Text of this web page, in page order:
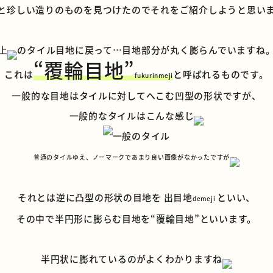
珍しい造りのものを見つけたのでそれをご紹介しようと思い
のタイル目地に戻って…目地部分が丸く膨らんでいますね
これは“覆輪目地”fukurinmejiと呼ばれるものです。
一般的な目地はタイルに対してへこむ凹型の形状ですが、
一般的なタイルはこんな感じ
普通のタイルゆえ、ノーマークであまり良い画像がなかったですが
それとは逆に凸型の形状の目地を 出目地demeji といい、
その中で半円形に膨らむ目地を“覆輪目地”といいます。
半円状に膨れているのがよくわかりますね